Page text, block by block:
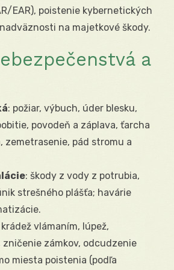
EAR), poistenie kybernetických
na majetkové škody.
a
: požiar, výbuch, úder blesku,
povodeň a záplava, ťarcha
zemetrasenie, pád stromu a
: škody z vody z potrubia,
strešného plášťa; havárie
krádež vlámaním, lúpež,
zámkov, odcudzenie
miesta poistenia (podľa